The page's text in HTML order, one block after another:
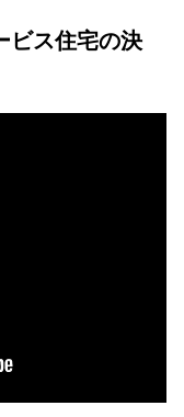
ビス住宅の決